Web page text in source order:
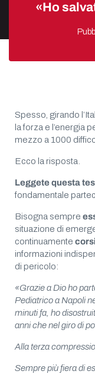
«Ho
Spesso, girando
la forza e l’energia
mezzo a 1000
Ecco la risposta.
Leggete questa
fondamentale
Bisogna sempre
situazione di
continuamente
informazioni
di pericolo:
«Grazie a Dio ho
Pediatrico a Napoli
minuti fa, ho
anni che nel giro di
Alla terza
Sempre più fiera di